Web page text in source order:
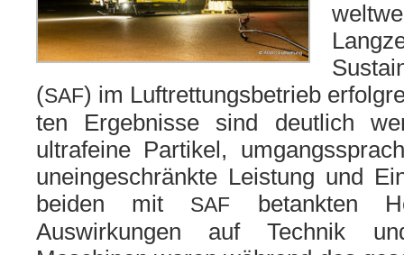
(SAF) im Luftrettungsbetrieb
ten Ergebnisse sind deut­lich
ultra­fei­ne Partikel,
unein­ge­schränk­te Leistung und
bei­den mit SAF betank­ten
Auswirkungen auf Technik